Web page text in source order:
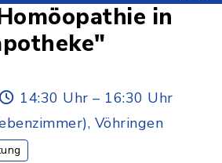
in
14:30 Uhr – 16:30 Uhr
Vöhringen